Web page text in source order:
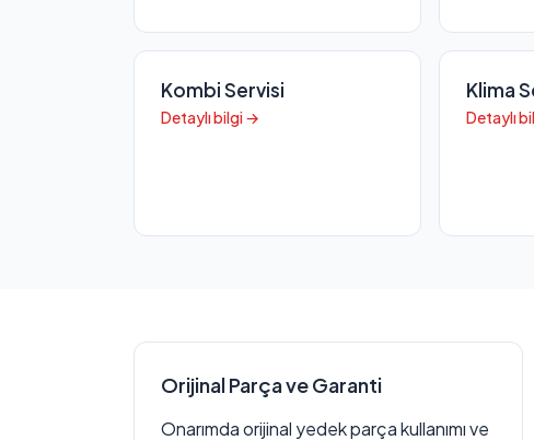
Kombi Servisi
Detaylı bilgi →
Klima
Detaylı
Orijinal Parça ve Garanti
Onarımda orijinal yedek parça kullanımı ve